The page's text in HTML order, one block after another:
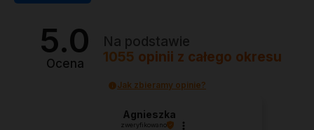
5.0
Ocena
Na podstawie
1055 opinii z całego okresu
Jak zbieramy opinie?
Agnieszka
zweryfikowano